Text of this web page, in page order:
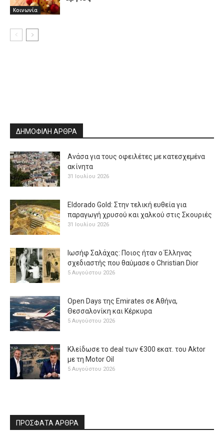
Κοινωνία
ΔΗΜΟΦΙΛΗ ΑΡΘΡΑ
Ανάσα για τους οφειλέτες με κατεσχεμένα
ακίνητα
31 Ιουλίου 2026
Eldorado Gold: Στην τελική ευθεία για
παραγωγή χρυσού και χαλκού στις Σκουριές
31 Ιουλίου 2026
Ιωσήφ Σαλάχας: Ποιος ήταν ο Έλληνας
σχεδιαστής που θαύμασε ο Christian Dior
5 Αυγούστου 2026
Open Days της Emirates σε Αθήνα,
Θεσσαλονίκη και Κέρκυρα
5 Αυγούστου 2026
Κλείδωσε το deal των €300 εκατ. του Aktor
με τη Μotor Oil
5 Αυγούστου 2026
ΠΡΟΣΦΑΤΑ ΑΡΘΡΑ